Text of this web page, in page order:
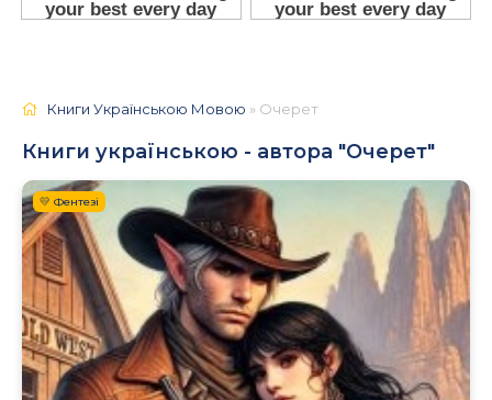
Книги Українською Мовою » Очерет
Книги українською - автора "Очерет"
💛 Фентезі